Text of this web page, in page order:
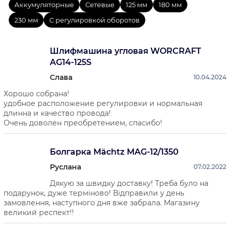
Аккумуляторные Сетевые 125 мм
180 мм
230 мм
С регулировкой оборотов
Шлифмашина угловая WORCRAFT
AG14-125S
Слава 10.04.2024
Хорошо собрана!
удобное расположение регулировки и нормальная
длинна и качество провода!
Очень доволен преобретением, спасибо!
Болгарка Mächtz MAG-12/1350
Руслана 07.02.2022
Дякую за швидку доставку! Треба було на
подарунок, дуже терміново! Відправили у день
замовлення, наступного дня вже забрала. Магазину
великий респект!!